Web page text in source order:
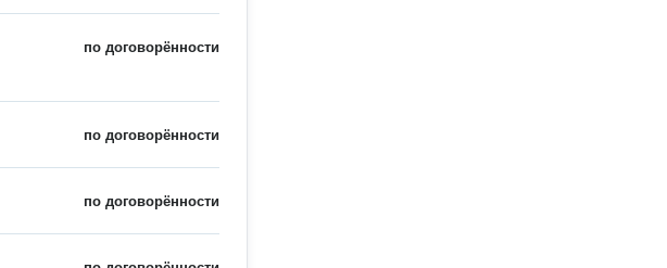
по договорённости
по договорённости
по договорённости